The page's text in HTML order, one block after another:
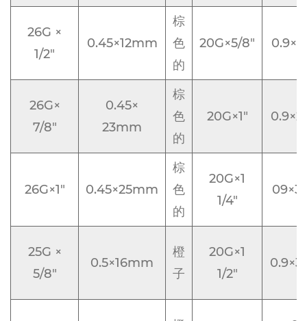
26G ×
1/2"
0.45×12mm
棕
色
的
20G×5/8"
26G×
7/8"
0.45×
23mm
棕
色
的
20G×1"
26G×1" 0.45×25mm
棕
色
的
20G×1
1/4"
25G ×
5/8"
0.5×16mm
橙
子
20G×1
1/2"